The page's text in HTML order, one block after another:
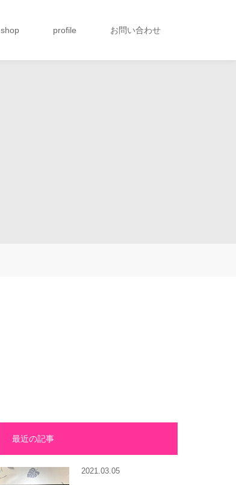
shop profile お問い合わせ
最近の記事
2021.03.05